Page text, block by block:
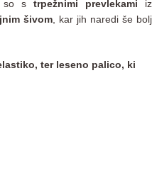
so strpežnimi prevlekami iz
šivom , kar jih naredi še bolj
ter leseno palico, ki